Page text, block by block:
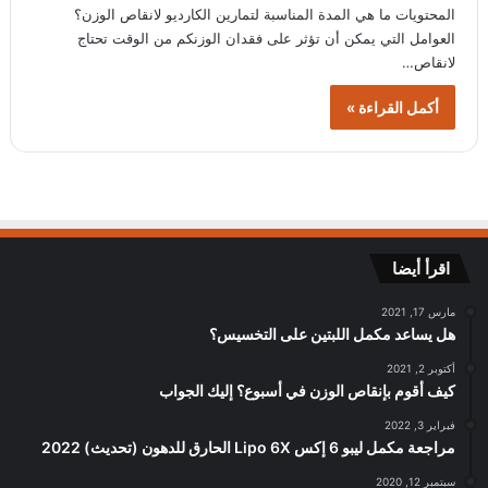
المحتويات ما هي المدة المناسبة لتمارين الكارديو لانقاص الوزن؟
العوامل التي يمكن أن تؤثر على فقدان الوزنكم من الوقت تحتاج
لانقاص…
أكمل القراءة »
اقرأ أيضا
مارس 17, 2021
هل يساعد مكمل اللبتين على التخسيس؟
أكتوبر 2, 2021
كيف أقوم بإنقاص الوزن في أسبوع؟ إليك الجواب
فبراير 3, 2022
مراجعة مكمل ليبو 6 إكس Lipo 6X الحارق للدهون (تحديث) 2022
سبتمبر 12, 2020